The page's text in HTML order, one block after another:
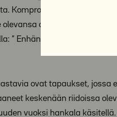
Kompromissin
olevansa oikeassa. Silloin
” Enhän mä mitään
ovat tapaukset, jossa
keskenään riidoissa
vuoksi hankala käsitellä.